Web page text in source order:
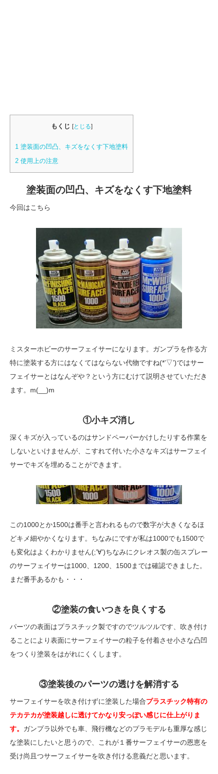
もくじ [とじる]
1 塗装面の凹凸、キズをなくす下地塗料
2 使用上の注意
塗装面の凹凸、キズをなくす下地塗料
今回はこちら
ミスターホビーのサーフェイサーになります。ガンプラを作る方
特に塗装する方にはなくてはならない代物ですね(*’▽’)ではサー
フェイサーとはなんぞや？という方にむけて説明させていただき
ます。m(__)m
①小キズ消し
深くキズが入っているのはサンドペーパーかけしたりする作業を
しないといけませんが、こすれて付いた小さなキズはサーフェイ
サーでキズを埋めることができます。
この1000とか1500は番手と言われるもので数字が大きくなるほ
どキメ細やかくなります。ちなみにですが私は1000でも1500で
も変化はよくわかりません(;’∀’)ちなみにクレオス製の缶スプレー
のサーフェイサーは1000、1200、1500までは確認できました。
まだ番手あるかも・・・
②塗装の食いつきを良くする
パーツの表面はプラスチック製ですのでツルツルです、吹き付け
ることにより表面にサーフェイサーの粒子を付着させ小さな凸凹
をつくり塗装をはがれにくくします。
③塗装後のパーツの透けを解消する
サーフェイサーを吹き付けずに塗装した場合プラスチック特有の
テカテカが塗装越しに透けてかなり安っぽい感じに仕上がりま
す。 ガンプラ以外でも車、飛行機などのプラモデルも重厚な感じ
な塗装にしたいと思うので、これが１番サーフェイサーの恩恵を
受け尚且つサーフェイサーを吹き付ける意義だと思います。